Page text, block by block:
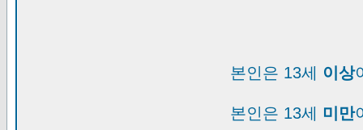
본인은 13세 이상
본인은 13세 미만